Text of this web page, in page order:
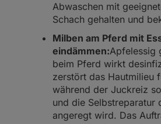
Abwaschen mit
Schach gehalten und
Milben am Pferd mit
eindämmen:Apfelessig
beim Pferd wirkt
zerstört das Hautmilieu
während der Juckreiz
und die Selbstreparatur
angeregt wird. Das